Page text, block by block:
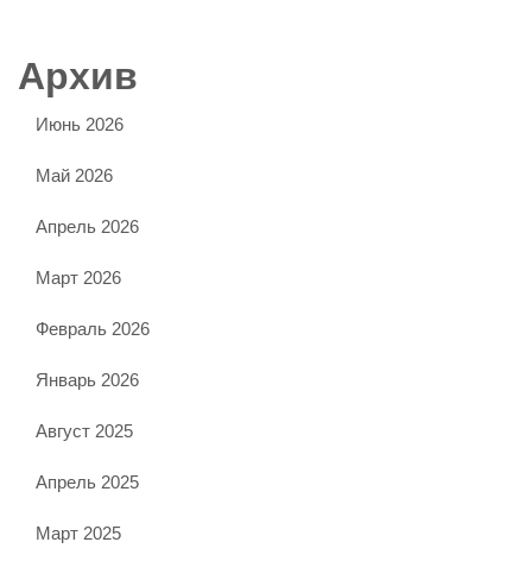
Архив
Июнь 2026
Май 2026
Апрель 2026
Март 2026
Февраль 2026
Январь 2026
Август 2025
Апрель 2025
Март 2025